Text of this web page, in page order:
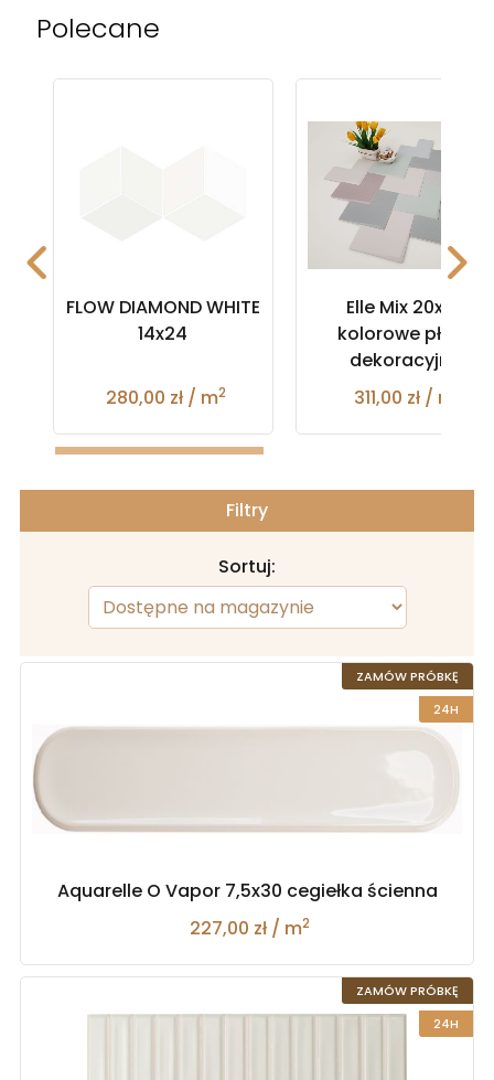
Polecane
FLOW DIAMOND WHITE
14x24
280,00 zł / m2
Elle Mix 20x20
kolorowe płytki
dekoracyjne
311,00 zł / m
Filtry
Sortuj:
ZAMÓW PRÓBKĘ
24H
Aquarelle O Vapor 7,5x30 cegiełka ścienna
227,00 zł / m2
ZAMÓW PRÓBKĘ
24H